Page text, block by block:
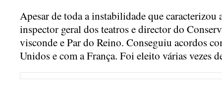
Apesar de toda a instabilidade que
inspector geral dos teatros e director do
visconde e Par do Reino. Conseguiu acordos
Unidos e com a França. Foi eleito várias vezes